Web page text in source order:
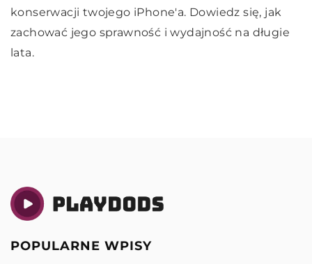
do nauki nowych umiejętności. Poznaj sposoby, w
jakie odkrywanie świata może wpłynąć na rozwój
osobisty i zdobywanie wiedzy.
konserwacji twojego iPhone'a. Dowiedz się, jak
zachować jego sprawność i wydajność na długie
lata.
Odkryj, jak odnowione smartfony mogą
przyczynić się do ochrony środowiska i
jednocześnie pozwolić zaoszczędzić pieniądze.
POPULARNE WPISY